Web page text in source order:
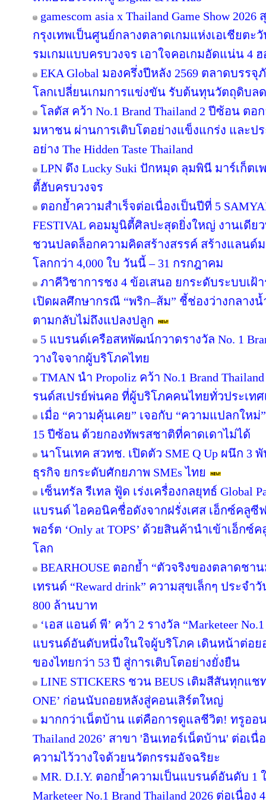
gamescom asia x Thailand Game Show
กรุงเทพเป็นศูนย์กลางตลาดเกมแห่งเอเชียต
รมเกมแบบครบวงจร เอาใจคอเกมอัดแน่น 4
EKA Global มองครึ่งปีหลัง 2569 ตลาดบร
โลกเปลี่ยนเกมการแข่งขัน รับต้นทุนวัตถุดิบล
โลตัส คว้า No.1 Brand Thailand 2 ปีซ้อน ต
มหาชน ผ่านการเติบโตอย่างแข็งแกร่ง และ
อย่าง The Hidden Taste Thailand
LPN ดึง Lucky Suki ปักหมุด ลุมพินี มาร์เก็ต
ตี้ฮับครบวงจร
ตอกย้ำความสำเร็จต่อเนื่องเป็นปีที่ 5
FESTIVAL คอมมูนิตี้ศิลปะสุดยิ่งใหญ่ งานเดี
ชวนปลดล็อกความคิดสร้างสรรค์ สร้างแลนด์
โลกกว่า 4,000 ใบ วันนี้ – 31 กรกฎาคม
ภาคีวิชาการชง 4 ข้อเสนอ ยกระดับระบบเฝ้
เปิดผลศึกษากรณี “พริก–ส้ม” ชี้ช่องว่างกลาง
ตามกลับไม่ถึงแปลงปลูก
5 แบรนด์เครือสหพัฒน์กวาดรางวัล No. 1
วางใจจากผู้บริโภคไทย
TMAN นำ Propoliz คว้า No.1 Brand
รนด์สเปรย์พ่นคอ ที่ผู้บริโภคคนไทยทั่วประเทศ
เมื่อ “ความคุ้นเคย” เจอกับ “ความแปลกใหม่
15 ปีซ้อน ด้วยกองทัพรสชาติที่คาดเดาไม่ได้
นาโนเทค สวทช. เปิดตัว SME Q Up ผนึก
ธุรกิจ ยกระดับศักยภาพ SMEs ไทย
เซ็นทรัล รีเทล ฟู้ด เร่งเครื่องกลยุทธ์ Global
แบรนด์ ไอคอนิคชื่อดังจากฝรั่งเศส เอ็กซ์คลูซี
พอร์ต ‘Only at TOPS’ ด้วยสินค้านำเข้าเอ็ก
โลก
BEARHOUSE ตอกย้ำ “ตัวจริงของตลาดชา
เทรนด์ “Reward drink” ความสุขเล็กๆ ประจำ
800 ล้านบาท
‘เอส แอนด์ พี’ คว้า 2 รางวัล “Marketeer
แบรนด์อันดับหนึ่งในใจผู้บริโภค เดินหน้าต่อย
ของไทยกว่า 53 ปี สู่การเติบโตอย่างยั่งยืน
LINE STICKERS ชวน BEUS เติมสีสันทุกแช
ONE’ ก่อนนับถอยหลังสู่คอนเสิร์ตใหญ่
มากกว่าเน็ตบ้าน แต่คือการดูแลชีวิต! ทรูออน
Thailand 2026’ สาขา 'อินเทอร์เน็ตบ้าน' ต่อเ
ความไว้วางใจด้วยนวัตกรรมอัจฉริยะ
MR. D.I.Y. ตอกย้ำความเป็นแบรนด์อันดับ 1
Marketeer No.1 Brand Thailand 2026 ต่อเนื่อง